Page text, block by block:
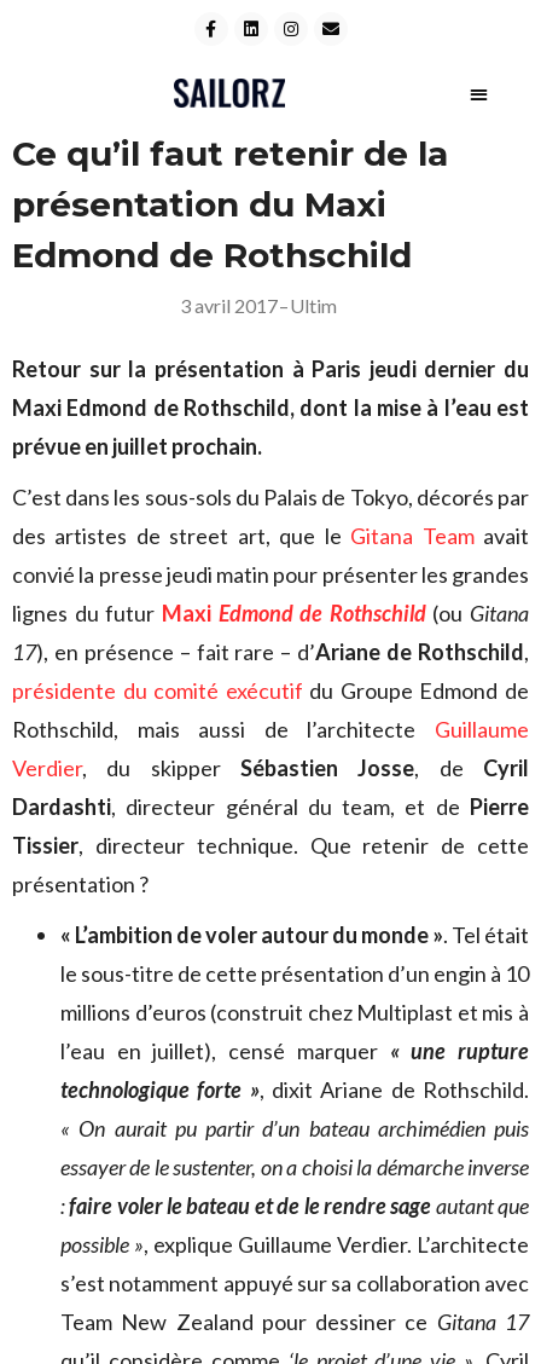
Ce qu’il faut retenir de la
présentation du Maxi
Edmond de Rothschild
3 avril 2017–Ultim
Retour sur la présentation à Paris jeudi dernier du
Maxi Edmond de Rothschild, dont la mise à l’eau est
prévue en juillet prochain.
C’est dans les sous-sols du Palais de Tokyo, décorés par
des artistes de street art, que le Gitana Teamavait
convié la presse jeudi matin pour présenter les grandes
lignes du futur Maxi Edmond de Rothschild(ou Gitana
17), en présence – fait rare – d’Ariane de Rothschild,
présidente du comité exécutif du Groupe Edmond de
Rothschild, mais aussi de l’architecte Guillaume
Verdier, du skipper Sébastien Josse, de Cyril
Dardashti, directeur général du team, et de Pierre
Tissier, directeur technique. Que retenir de cette
présentation ?
« L’ambition de voler autour du monde ». Tel était
le sous-titre de cette présentation d’un engin à 10
millions d’euros (construit chez Multiplast et mis à
l’eau en juillet), censé marquer « une rupture
technologique forte », dixit Ariane de Rothschild.
« On aurait pu partir d’un bateau archimédien puis
essayer de le sustenter, on a choisi la démarche inverse
:faire voler le bateau et de le rendre sageautant que
possible », explique Guillaume Verdier. L’architecte
s’est notamment appuyé sur sa collaboration avec
Team New Zealand pour dessiner ce Gitana 17